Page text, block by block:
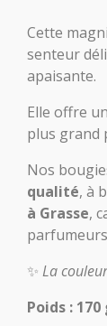
Cette
senteur
apaisante.
Elle offre
plus grand
Nos
qualité, à
à Grasse,
✨ La
Poids : 170